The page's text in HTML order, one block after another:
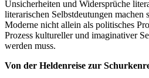
Unsicherheiten und Widersprüche
literarischen Selbstdeutungen machen
Moderne nicht allein als politisches
Prozess kultureller und imaginativer
werden muss.
Von der Heldenreise zur